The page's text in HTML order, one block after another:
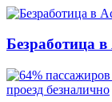
Безработица в